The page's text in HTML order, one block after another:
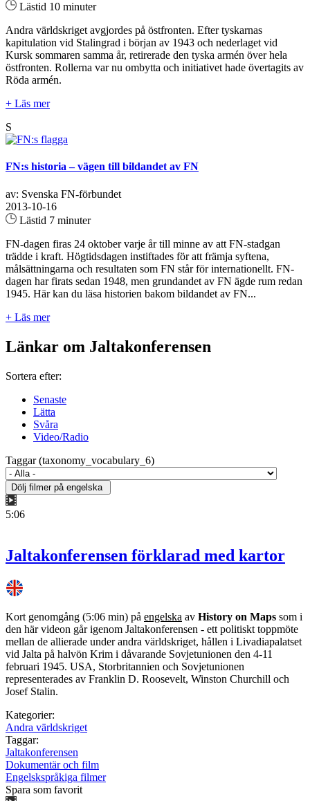
Lästid 10 minuter
Andra världskriget avgjordes på östfronten. Efter tyskarnas
kapitulation vid Stalingrad i början av 1943 och nederlaget vid
Kursk sommaren samma år, retirerade den tyska armén över hela
östfronten. Rollerna var nu ombytta och initiativet hade övertagits av
Röda armén.
+ Läs mer
S
FN:s historia – vägen till bildandet av FN
av: Svenska FN-förbundet
2013-10-16
Lästid 7 minuter
FN-dagen firas 24 oktober varje år till minne av att FN-stadgan
trädde i kraft. Högtidsdagen instiftades för att främja syftena,
målsättningarna och resultaten som FN står för internationellt. FN-
dagen har firats sedan 1948, men grundandet av FN ägde rum redan
1945. Här kan du läsa historien bakom bildandet av FN...
+ Läs mer
Länkar om Jaltakonferensen
Sortera efter:
Senaste
Lätta
Svåra
Video/Radio
Taggar (taxonomy_vocabulary_6)
5:06
Jaltakonferensen förklarad med kartor
Kort genomgång (5:06 min) på engelska av History on Maps som i
den här videon går igenom Jaltakonferensen - ett politiskt toppmöte
mellan de allierade under andra världskriget, hållen i Livadiapalatset
vid Jalta på halvön Krim i dåvarande Sovjetunionen den 4-11
februari 1945. USA, Storbritannien och Sovjetunionen
representerades av Franklin D. Roosevelt, Winston Churchill och
Josef Stalin.
Kategorier:
Andra världskriget
Taggar:
Jaltakonferensen
Dokumentär och film
Engelskspråkiga filmer
Spara som favorit